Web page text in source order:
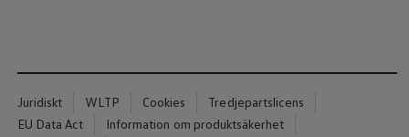
Konceptbilar
Höjd släpvagnsvikt
Våra laddhybrider
Golf GTE
Juridiskt WLTP Cookies
Tredjepartslicens
EU Data Act
Information om produktsäkerhet